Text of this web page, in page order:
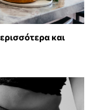
και